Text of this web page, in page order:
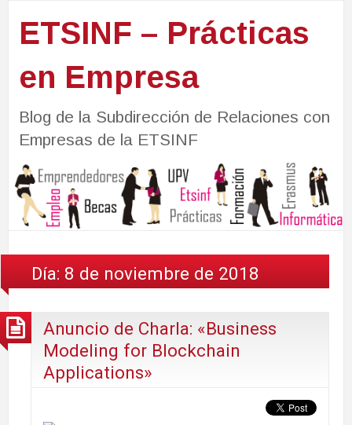
ETSINF – Prácticas
en Empresa
Blog de la Subdirección de Relaciones con
Empresas de la ETSINF
Día: 8 de noviembre de 2018
Anuncio de Charla: «Business
Modeling for Blockchain
Applications»